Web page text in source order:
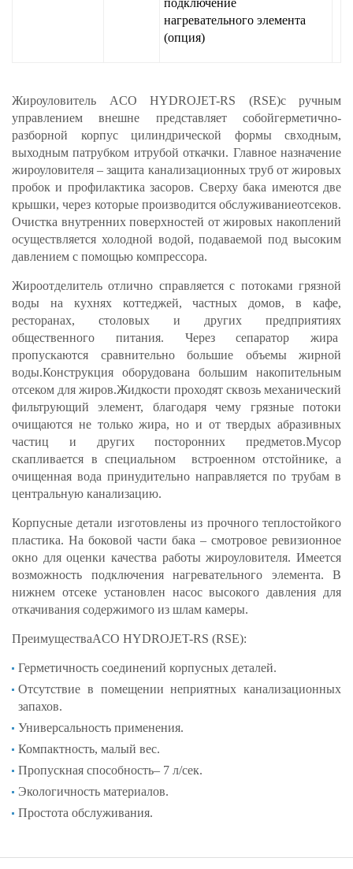
подключение
нагревательного элемента
(опция)
Жироуловитель ACO HYDROJET-RS (RSE)с ручным
управлением внешне представляет собойгерметично-
разборной корпус цилиндрической формы свходным,
выходным патрубком итрубой откачки. Главное назначение
жироуловителя – защита канализационных труб от жировых
пробок и профилактика засоров. Сверху бака имеются две
крышки, через которые производится обслуживаниеотсеков.
Очистка внутренних поверхностей от жировых накоплений
осуществляется холодной водой, подаваемой под высоким
давлением с помощью компрессора.
Жироотделитель отлично справляется с потоками грязной
воды на кухнях коттеджей, частных домов, в кафе,
ресторанах, столовых и других предприятиях
общественного питания. Через сепаратор жира
пропускаются сравнительно большие объемы жирной
воды.Конструкция оборудована большим накопительным
отсеком для жиров.Жидкости проходят сквозь механический
фильтрующий элемент, благодаря чему грязные потоки
очищаются не только жира, но и от твердых абразивных
частиц и других посторонних предметов.Мусор
скапливается в специальном встроенном отстойнике, а
очищенная вода принудительно направляется по трубам в
центральную канализацию.
Корпусные детали изготовлены из прочного теплостойкого
пластика. На боковой части бака – смотровое ревизионное
окно для оценки качества работы жироуловителя. Имеется
возможность подключения нагревательного элемента. В
нижнем отсеке установлен насос высокого давления для
откачивания содержимого из шлам камеры.
ПреимуществаACO HYDROJET-RS (RSE):
Герметичность соединений корпусных деталей.
Отсутствие в помещении неприятных канализационных
запахов.
Универсальность применения.
Компактность, малый вес.
Пропускная способность– 7 л/сек.
Экологичность материалов.
Простота обслуживания.